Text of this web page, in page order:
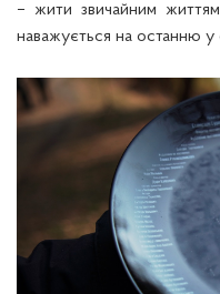
– жити звичайним
наважується на останню у